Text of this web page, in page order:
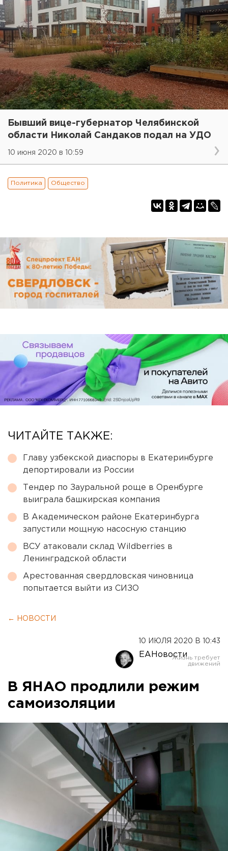
Бывший вице-губернатор Челябинской
области Николай Сандаков подал на УДО
10 июня 2020 в 10:59
Политика Общество
ЧИТАЙТЕ ТАКЖЕ:
Главу узбекской диаспоры в Екатеринбурге
депортировали из России
Тендер по Зауральной роще в Оренбурге
выиграла башкирская компания
В Академическом районе Екатеринбурга
запустили мощную насосную станцию
ВСУ атаковали склад Wildberries в
Ленинградской области
Арестованная свердловская чиновница
попытается выйти из СИЗО
← НОВОСТИ
10 ИЮЛЯ 2020 В 10:43
ЕАНовости
В ЯНАО продлили режим
самоизоляции